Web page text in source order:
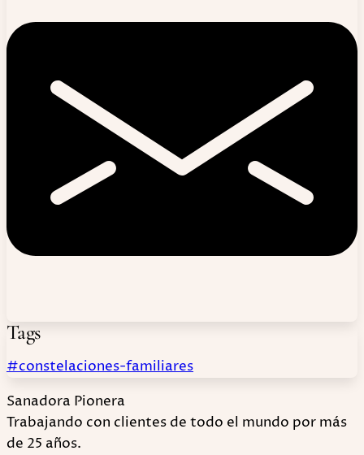
Tags
#constelaciones-familiares
Sanadora Pionera
Trabajando con clientes de todo el mundo por más
de 25 años.